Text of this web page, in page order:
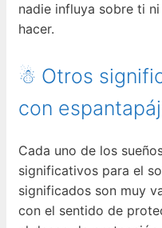
nadie influya sobre ti
hacer.
☃ Otros
con
Cada uno de los
significativos para el
significados son muy
con el sentido de